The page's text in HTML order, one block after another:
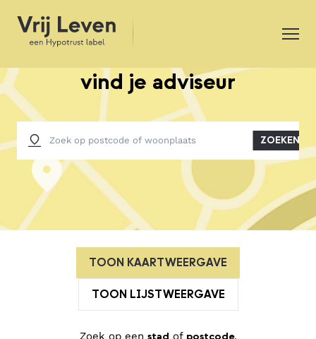
vind je adviseur
ZOEKEN
TOON KAARTWEERGAVE
TOON LIJSTWEERGAVE
Zoek op een of .